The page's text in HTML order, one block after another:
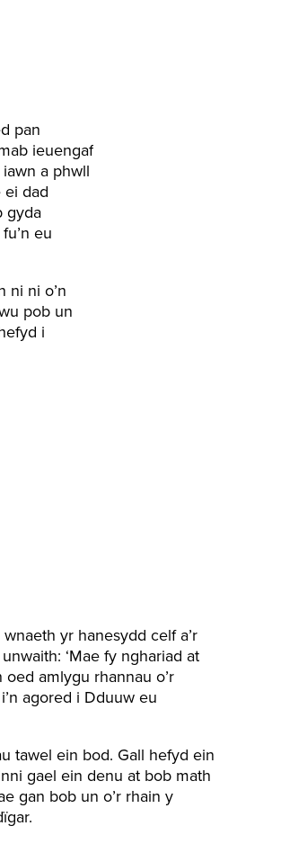
pan
ieuengaf
a phwll
ei dad
gyda
eu
ni ni o’n
pob un
i
yr hanesydd celf a’r
‘Mae fy nghariad at
amlygu rhannau o’r
agored i Dduuw eu
tawel ein bod. Gall hefyd ein
gael ein denu at bob math
gan bob un o’r rhain y